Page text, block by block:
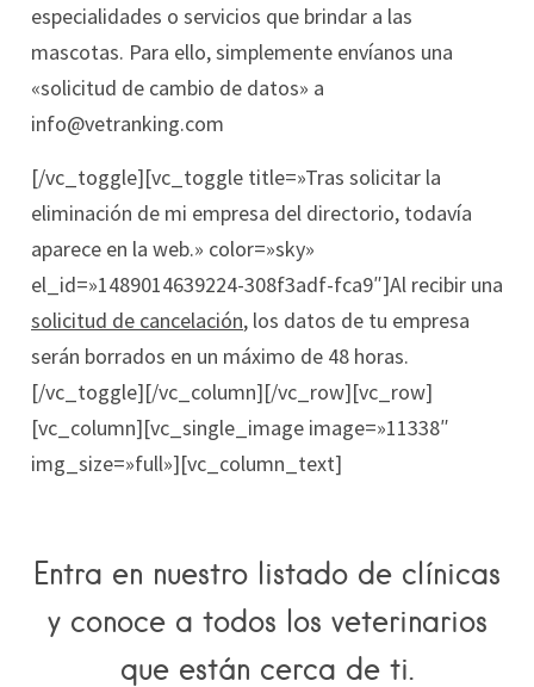
especialidades o servicios que brindar a las
mascotas. Para ello, simplemente envíanos una
«solicitud de cambio de datos» a
info@vetranking.com
[/vc_toggle][vc_toggle title=»Tras solicitar la
eliminación de mi empresa del directorio, todavía
aparece en la web.» color=»sky»
el_id=»1489014639224-308f3adf-fca9″]Al recibir una
solicitud de cancelación, los datos de tu empresa
serán borrados en un máximo de 48 horas.
[/vc_toggle][/vc_column][/vc_row][vc_row]
[vc_column][vc_single_image image=»11338″
img_size=»full»][vc_column_text]
Entra en nuestro listado de clínicas
y conoce a todos los veterinarios
que están cerca de ti.